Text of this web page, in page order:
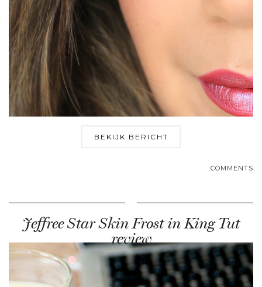
BEKIJK BERICHT
COMMENTS
Jeffree Star Skin Frost in King Tut
review